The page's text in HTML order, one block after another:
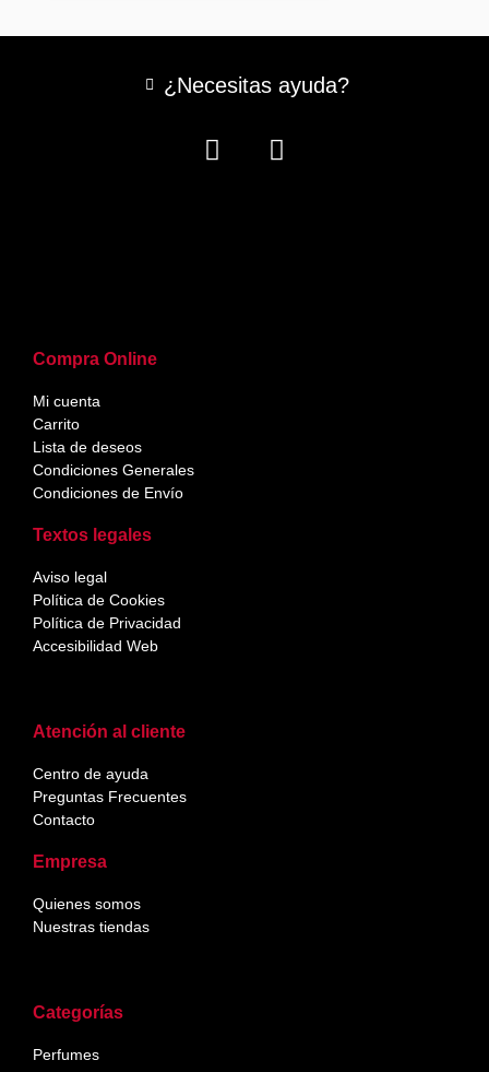
Categorías
Perfumes
Atención al cliente
Centro de ayuda
Preguntas Frecuentes
Contacto
Empresa
Quienes somos
Nuestras tiendas
Compra Online
Mi cuenta
Carrito
Lista de deseos
Condiciones Generales
Condiciones de Envío
Textos legales
Aviso legal
Política de Cookies
Política de Privacidad
Accesibilidad Web
¿Necesitas ayuda?